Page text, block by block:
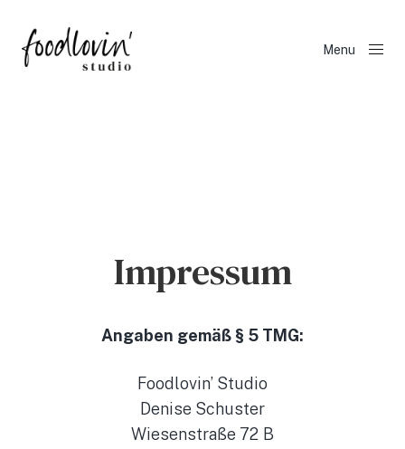
Menu
Impressum
Angaben gemäß § 5 TMG:
Foodlovin’ Studio
Denise Schuster
Wiesenstraße 72 B